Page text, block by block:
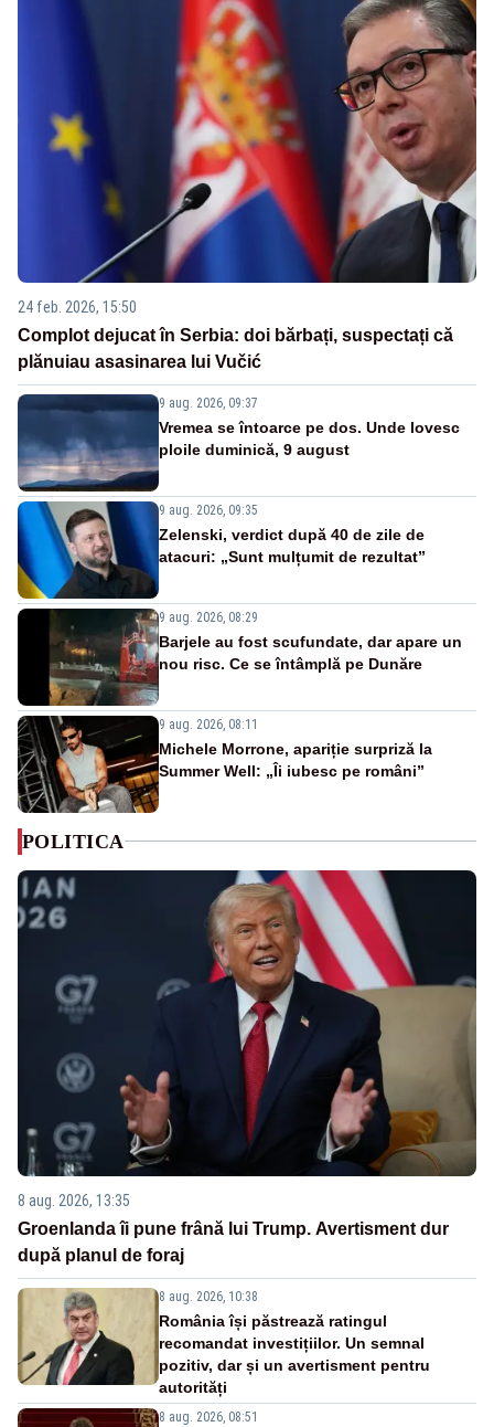
24 feb. 2026, 15:50
Complot dejucat în Serbia: doi bărbați, suspectați că
plănuiau asasinarea lui Vučić
9 aug. 2026, 09:37
Vremea se întoarce pe dos. Unde lovesc
ploile duminică, 9 august
9 aug. 2026, 09:35
Zelenski, verdict după 40 de zile de
atacuri: „Sunt mulțumit de rezultat”
9 aug. 2026, 08:29
Barjele au fost scufundate, dar apare un
nou risc. Ce se întâmplă pe Dunăre
9 aug. 2026, 08:11
Michele Morrone, apariție surpriză la
Summer Well: „Îi iubesc pe români”
POLITICA
8 aug. 2026, 13:35
Groenlanda îi pune frână lui Trump. Avertisment dur
după planul de foraj
8 aug. 2026, 10:38
România își păstrează ratingul
recomandat investițiilor. Un semnal
pozitiv, dar și un avertisment pentru
autorități
8 aug. 2026, 08:51